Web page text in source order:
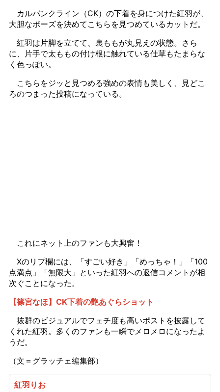
カルバンクライン（CK）の下着を身につけた紅羽が、
大胆なポーズを決めてこちらを見つめているカットだ。
紅羽は片脚を立てて、裏ももが丸見えの状態。さら
に、片手で太ももの付け根に触れている仕草もたまらな
く色っぽい。
こちらをジッと見つめる強めの表情も美しく、見どこ
ろのつまった投稿になっている。
これにネット上のファンも大興奮！
Xのリプ欄には、「すごい好き」「めっちゃ！」「100
点満点」「無限大」といった紅羽への返信コメントが相
次ぐことになった。
【篠宮なほ】CK下着の艶あぐらショット
抜群のビジュアルでフェチ度も高いポストを披露して
くれた紅羽。多くのファンも一瞬でメロメロになったよ
うだ。
（文＝グラッチェ編集部）
紅羽りお